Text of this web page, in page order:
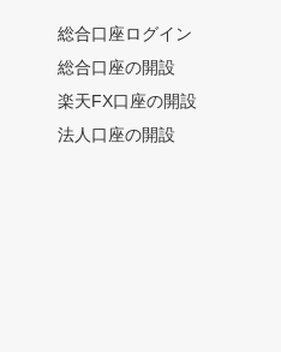
総合口座ログイン
総合口座の開設
楽天FX口座の開設
法人口座の開設